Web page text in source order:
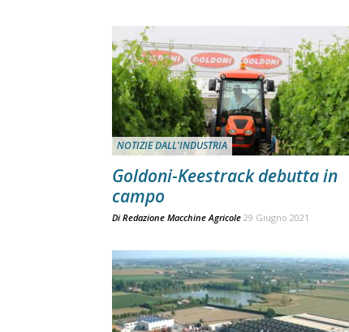
NOTIZIE DALL'INDUSTRIA
Goldoni-Keestrack debutta in
campo
Di Redazione Macchine Agricole 29 Giugno 2021